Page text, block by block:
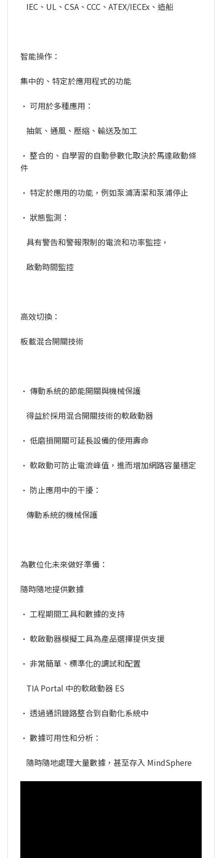
IEC、UL、CSA、CCC、ATEX/IECEx、造船
智能操作：
集中的、特定於應用程式的功能
• 可用於多種應用：
抽氣、通風、壓縮、輸送及加工
• 整合的、自學習的自動參數化取決於馬達啟動條
件
• 特定於應用的功能，例如泵浦清潔和泵浦停止
• 狀態監測：
具有警告和警報限制的電流和功率監控，
啟動時間監控
高效切換：
板載混合開關技術
• 傳動系統的節能開關與機械保護
得益於採用混合開關技術的軟啟動器
• 低磨損開關可延長設備的使用壽命
• 軟啟動可防止電流峰值，進而增加網路容量穩定
• 防止應用中的干擾：
傳動系統的機械保護
為數位化未來做好準備：
隨時隨地提供數據
• 工程期間工具和數據的支持
• 軟啟動器模擬工具為產品選擇提供支援
• 非常簡單、標準化的調試和配置
TIA Portal 中的軟啟動器 ES
• 透過通訊鏈路整合到自動化系統中
• 數據可用性和分析：
隨時隨地處理大量數據，甚至存入 MindSphere